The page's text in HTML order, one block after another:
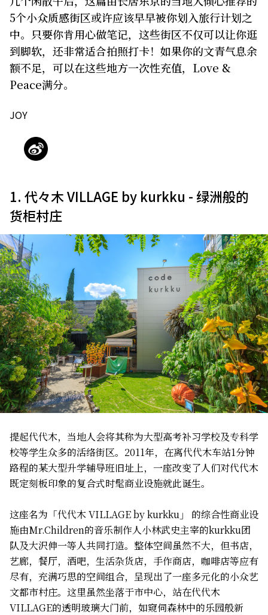
5个小众质感街区或许应该早早被你划入旅行计划之
中。只要你肯用心做笔记，这些街区不仅可以让你逛
到脚软，还非常适合拍照打卡！如果你的文青气息余
额不足，可以在这些地方一次性充值，Love &
Peace满分。
JOY
1. 代々木 VILLAGE by kurkku - 绿洲般的
货柜村庄
提起代代木，当地人会将其称为大型高考补习学校及专科学
校等学生众多的活络街区。2011年，在离代代木车站1分钟
路程的某大型升学辅导班旧址上，一座改变了人们对代代木
既定刻板印象的复合式时髦商业设施就此诞生。
这座名为「代代木 VILLAGE by kurkku」 的综合性商业设
施由Mr.Children的音乐制作人小林武史主宰的kurkku团
队及大沢伸一等人共同打造。整体空间虽然不大，但书店，
艺廊，餐厅，酒吧，生活杂货店，手作商店，咖啡店等应有
尽有，充满巧思的空间组合，呈现出了一座多元化的小众艺
文都市村庄。这里虽然坐落于市中心，站在代代木
VILLAGE的透明玻璃大门前，如窥伺森林中的乐园般新